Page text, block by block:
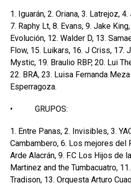
1. Iguarán, 2. Oriana, 3. Latrejoz,
7. Raphy Lt, 8. Evans, 9. Jake
Evolución, 12. Walder D, 13.
Flow, 15. Luikars, 16. J Criss, 17.
Mystic, 19. Braulio RBP, 20. Lui
22. BRA, 23. Luisa Fernanda
Esperragoza.
• GRUPOS:
1. Entre Panas, 2. Invisibles, 3.
Cambambero, 6. Los mejores del
Arde Alacrán, 9. F.C Los Hijos de
Martinez and the Tumbacuatro,
Tradison, 13. Orquesta Arturo